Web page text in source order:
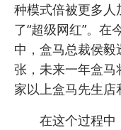
种模式倍被更多
了“超级网红”。在
中，盒马总裁侯
张，未来一年盒
家以上盒马先生店
在这个过程中